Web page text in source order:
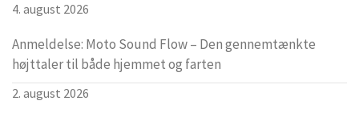
4. august 2026
Anmeldelse: Moto Sound Flow – Den gennemtænkte
højttaler til både hjemmet og farten
2. august 2026